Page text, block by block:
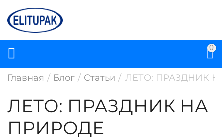
0
Главная / Блог / Статьи / ЛЕТО: ПРАЗДНИК
ЛЕТО: ПРАЗДНИК НА
ПРИРОДЕ